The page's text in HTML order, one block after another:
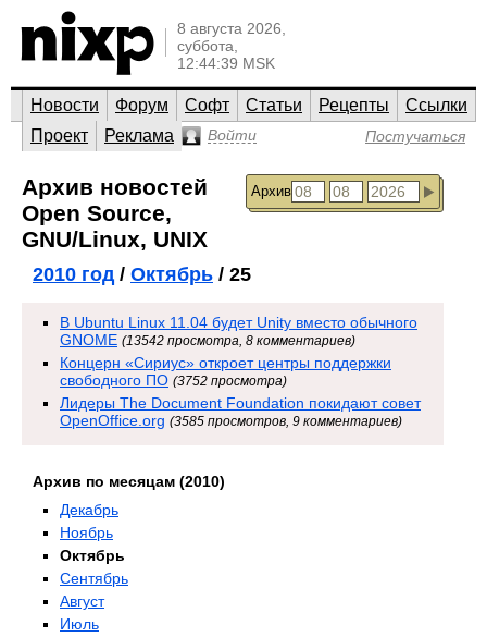
8 августа 2026,
суббота,
12:44:39 MSK
Новости Форум Софт Статьи Рецепты
Ссылки
Проект
Реклама Войти Постучаться
Архив
Архив новостей
Open Source,
GNU/Linux, UNIX
2010 год/ Октябрь / 25
В Ubuntu Linux 11.04 будет Unity вместо обычного
GNOME (13542 просмотра, 8 комментариев)
Концерн «Сириус» откроет центры поддержки
свободного ПО (3752 просмотра)
Лидеры The Document Foundation покидают совет
OpenOffice.org (3585 просмотров, 9 комментариев)
Архив по месяцам (2010)
Декабрь
Ноябрь
Октябрь
Сентябрь
Август
Июль